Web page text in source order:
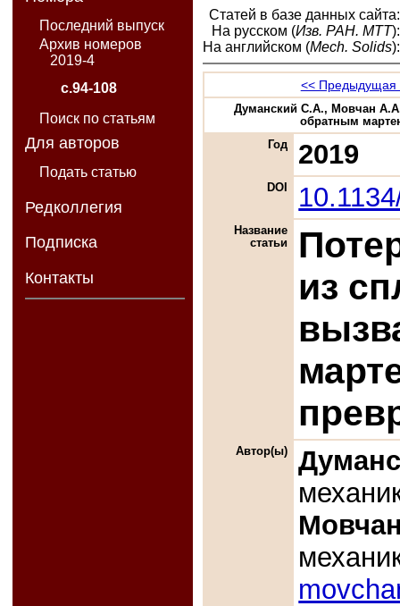
Последний выпуск
Архив номеров
2019-4
с.94-108
Поиск по статьям
Для авторов
Подать статью
Редколлегия
Подписка
Контакты
Статей в базе данных сайта:
На русском (Изв. РАН. МТТ):
На английском (Mech. Solids):
<< Предыдущая
Думанский С.А., Мовчан
обратным
Год
2019
DOI
Название
статьи
из
Автор(ы)